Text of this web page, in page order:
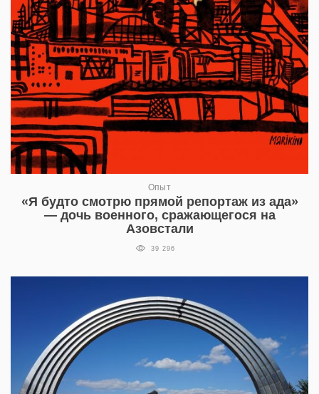
Опыт
«Я будто смотрю прямой репортаж из ада»
— дочь военного, сражающегося на
Азовстали
39 296